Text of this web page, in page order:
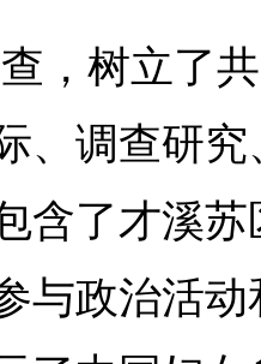
，树立了
、调查研
含了才溪
与政治活